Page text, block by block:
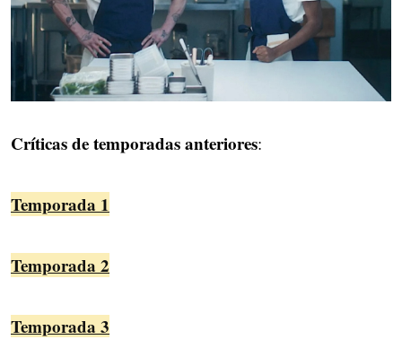
Críticas de temporadas anteriores:
Temporada 1
Temporada 2
Temporada 3